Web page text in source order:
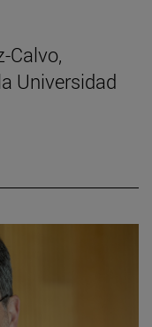
Calvo,
Universidad